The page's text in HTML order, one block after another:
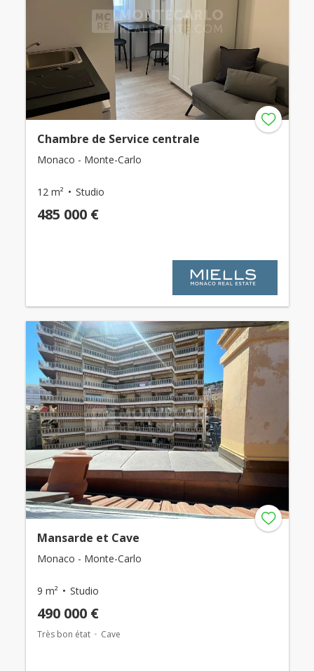
Chambre de Service centrale
Monaco - Monte-Carlo
12 m² Studio
485 000 €
Mansarde et Cave
Monaco - Monte-Carlo
9 m² Studio
490 000 €
Très bon état Cave